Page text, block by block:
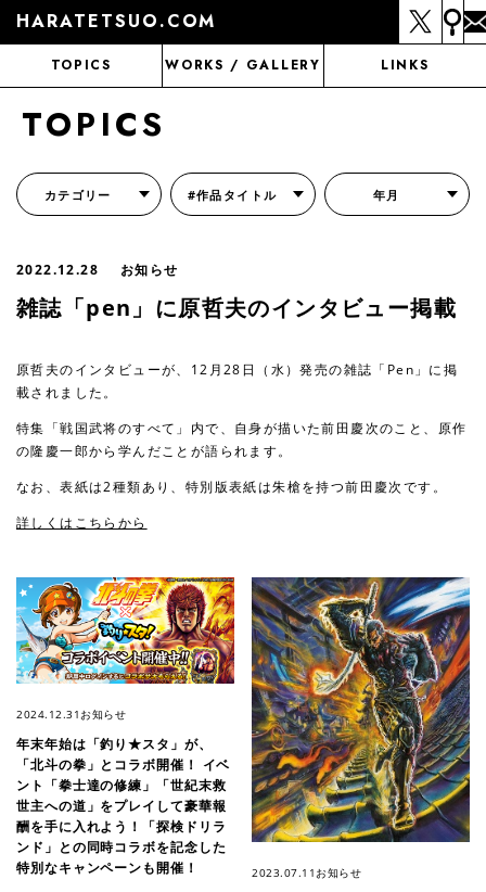
HARATETSUO.COM
TOPICS WORKS / GALLERY LINKS
TOPICS
カテゴリー #作品タイトル 年月
2022.12.28 お知らせ
雑誌「pen」に原哲夫のインタビュー掲載
原哲夫のインタビューが、12月28日（水）発売の雑誌「Pen」に掲
載されました。
特集「戦国武将のすべて」内で、自身が描いた前田慶次のこと、原作
の隆慶一郎から学んだことが語られます。
なお、表紙は2種類あり、特別版表紙は朱槍を持つ前田慶次です。
詳しくはこちらから
2024.12.31お知らせ
年末年始は「釣り★スタ」が、
「北斗の拳」とコラボ開催！ イベ
ント「拳士達の修練」「世紀末救
世主への道」をプレイして豪華報
酬を手に入れよう！「探検ドリラ
ンド」との同時コラボを記念した
特別なキャンペーンも開催！
2023.07.11お知らせ